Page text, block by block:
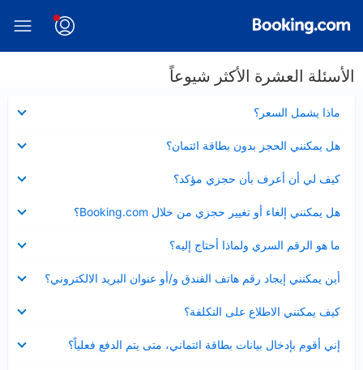
الأسئلة العشرة الأكثر شيوعاً
ماذا يشمل السعر؟
مصغر
هل يمكنني الحجز بدون بطاقة ائتمان؟
مصغر
كيف لي أن أعرف بأن حجزي مؤكد؟
مصغر
هل يمكنني إلغاء أو تغيير حجزي من خلال Booking.com؟
مصغر
ما هو الرقم السري ولماذا أحتاج إليه؟
مصغر
أين يمكنني إيجاد رقم هاتف الفندق و/أو عنوان البريد الالكتروني؟
عرض
مصغر
كيف يمكنني الاطلاع على التكلفة؟
مصغر
إني أقوم بإدخال بيانات بطاقة ائتماني، متى يتم الدفع فعلياً؟
مصغر